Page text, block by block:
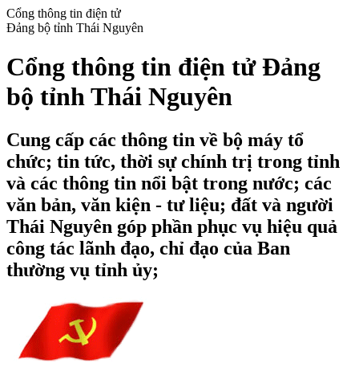
Cổng thông tin điện tử
Đảng bộ tỉnh Thái Nguyên
Cổng thông tin điện tử Đảng
bộ tỉnh Thái Nguyên
Cung cấp các thông tin về bộ máy tổ
chức; tin tức, thời sự chính trị trong tỉnh
và các thông tin nổi bật trong nước; các
văn bản, văn kiện - tư liệu; đất và người
Thái Nguyên góp phần phục vụ hiệu quả
công tác lãnh đạo, chỉ đạo của Ban
thường vụ tỉnh ủy;